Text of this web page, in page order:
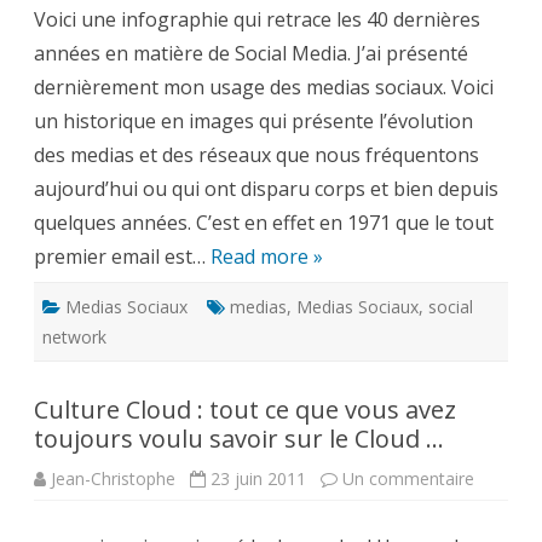
a
40
ans
Voici une infographie qui retrace les 40 dernières
années en matière de Social Media. J’ai présenté
dernièrement mon usage des medias sociaux. Voici
un historique en images qui présente l’évolution
des medias et des réseaux que nous fréquentons
aujourd’hui ou qui ont disparu corps et bien depuis
quelques années. C’est en effet en 1971 que le tout
premier email est… Read more »
Medias Sociaux medias, Medias Sociaux, social
network
Culture Cloud : tout ce que vous avez
toujours voulu savoir sur le Cloud …
Jean-Christophe 23 juin 2011 Un commentaire